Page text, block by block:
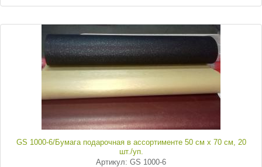
GS 1000-6/Бумага подарочная в ассортименте 50 см х 70 см, 20
шт./уп.
Артикул: GS 1000-6